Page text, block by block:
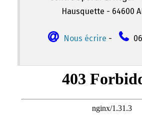
Hausquette - 64600
Nous écrire -